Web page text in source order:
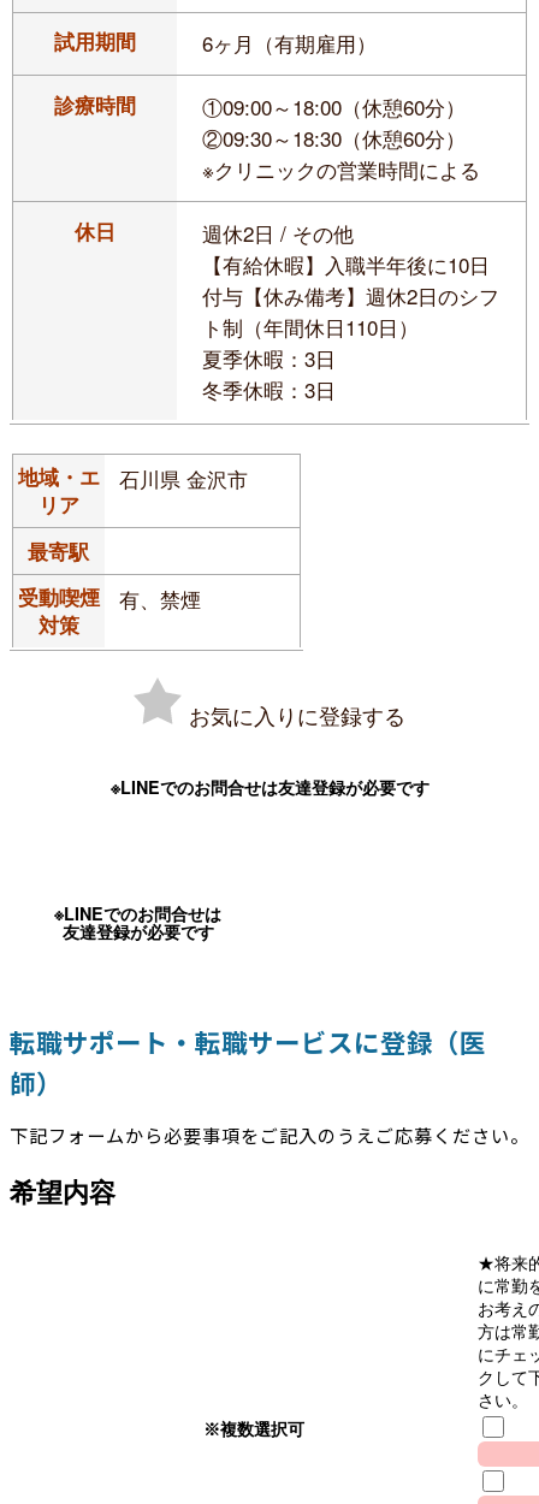
試用期間 6ヶ月（有期雇用）
診療時間
①09:00～18:00（休憩60分）
②09:30～18:30（休憩60分）
※クリニックの営業時間による
休日
週休2日 / その他
【有給休暇】入職半年後に10日
付与【休み備考】週休2日のシフ
ト制（年間休日110日）
夏季休暇：3日
冬季休暇：3日
地域・エ
リア
石川県 金沢市
最寄駅
受動喫煙
対策
有、禁煙
お気に入りに登録する
※LINEでのお問合せは友達登録が必要です
※LINEでのお問合せは
友達登録が必要です
転職サポート・転職サービスに登録（医
師）
下記フォームから必要事項をご記入のうえご応募ください。
希望内容
※複数選択可
★将来
に常勤
お考え
方は常
にチェ
クして
さい。